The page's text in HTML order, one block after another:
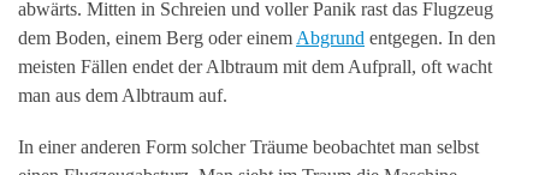
abwärts. Mitten in Schreien und voller Panik rast das Flugzeug
dem Boden, einem Berg oder einem Abgrund entgegen. In den
meisten Fällen endet der Albtraum mit dem Aufprall, oft wacht
man aus dem Albtraum auf.
In einer anderen Form solcher Träume beobachtet man selbst